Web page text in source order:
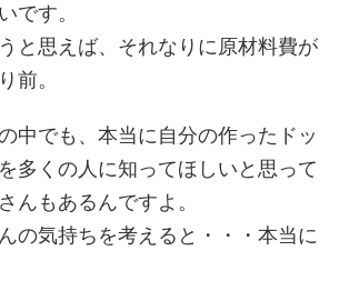
です。
と思えば、それなりに原材料費が
前。
中でも、本当に自分の作ったドッ
多くの人に知ってほしいと思って
んもあるんですよ。
の気持ちを考えると・・・本当に